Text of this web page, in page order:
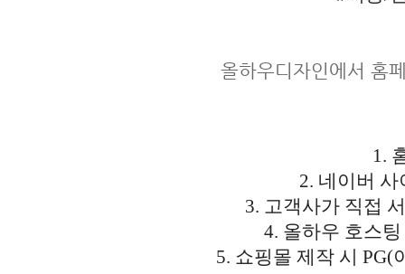
올하우디자인에서 홈
1.
2. 네이버
3. 고객사가 직접
4. 올하우 호스
5. 쇼핑몰 제작 시 PG(